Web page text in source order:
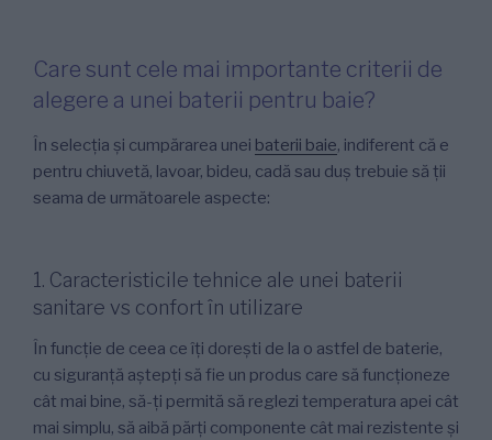
Care sunt cele mai importante criterii de
alegere a unei baterii pentru baie?
În selecția și cumpărarea unei baterii baie, indiferent că e
pentru chiuvetă, lavoar, bideu, cadă sau duș trebuie să ții
seama de următoarele aspecte:
1. Caracteristicile tehnice ale unei baterii
sanitare vs confort în utilizare
În funcție de ceea ce îți dorești de la o astfel de baterie,
cu siguranță aștepți să fie un produs care să funcționeze
cât mai bine, să-ți permită să reglezi temperatura apei cât
mai simplu, să aibă părți componente cât mai rezistente și